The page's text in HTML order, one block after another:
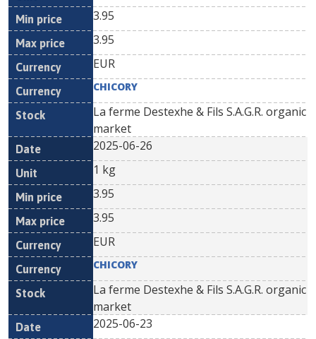
3.95
3.95
EUR
CHICORY
La ferme Destexhe & Fils S.A.G.R. organic
market
2025-06-26
1 kg
3.95
3.95
EUR
CHICORY
La ferme Destexhe & Fils S.A.G.R. organic
market
2025-06-23